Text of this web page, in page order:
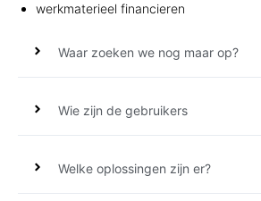
werkmaterieel financieren
Waar zoeken we nog maar op?
Wie zijn de gebruikers
Welke oplossingen zijn er?